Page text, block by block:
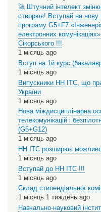
🚀 Штучний інтелект
створює! Вступай на нову
програму G5+F7
електронних
Сікорського !!!
1 місяць ago
Вступ на 1й курс
1 місяць ago
Випускники НН ІТС, що
України
1 місяць ago
Нова міждисциплінарна
телекомунікацій і
(G5+G12)
1 місяць ago
НН ІТС розширює
1 місяць ago
Вступай до НН ІТС !!!
1 місяць ago
Склад стипендіальної
1 місяць 1 тиждень ago
Навчально-науковий